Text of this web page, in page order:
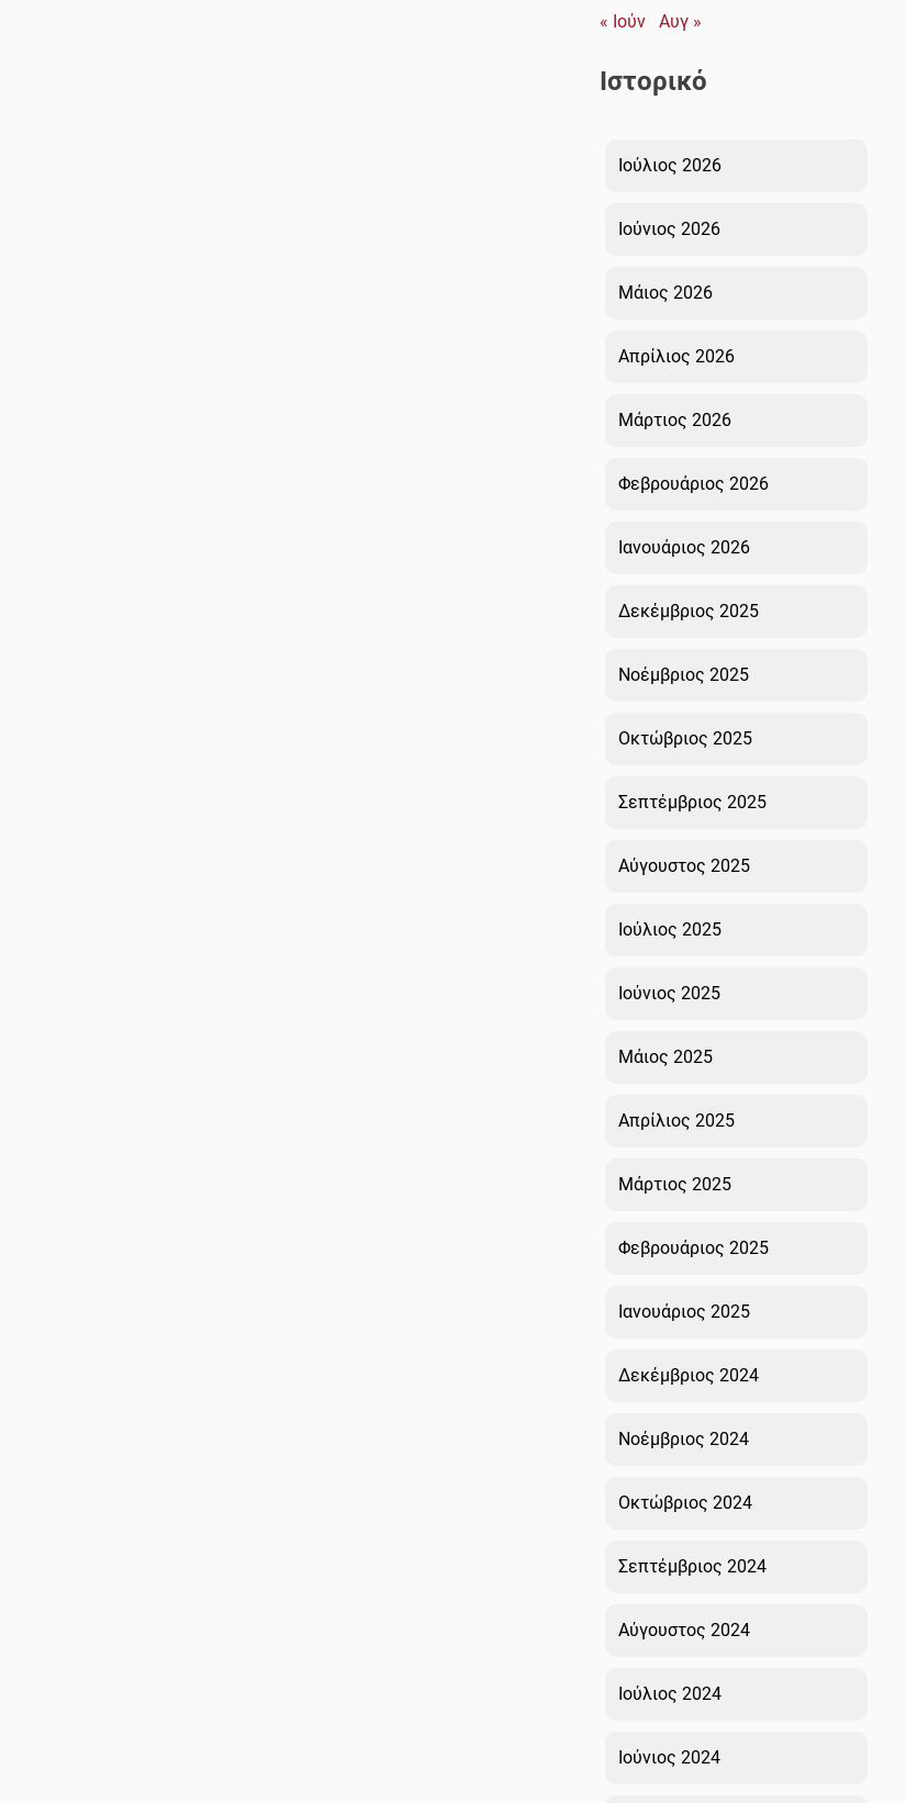
« Ιούν
Αυγ »
Ιστορικό
Ιούλιος 2026
Ιούνιος 2026
Μάιος 2026
Απρίλιος 2026
Μάρτιος 2026
Φεβρουάριος 2026
Ιανουάριος 2026
Δεκέμβριος 2025
Νοέμβριος 2025
Οκτώβριος 2025
Σεπτέμβριος 2025
Αύγουστος 2025
Ιούλιος 2025
Ιούνιος 2025
Μάιος 2025
Απρίλιος 2025
Μάρτιος 2025
Φεβρουάριος 2025
Ιανουάριος 2025
Δεκέμβριος 2024
Νοέμβριος 2024
Οκτώβριος 2024
Σεπτέμβριος 2024
Αύγουστος 2024
Ιούλιος 2024
Ιούνιος 2024